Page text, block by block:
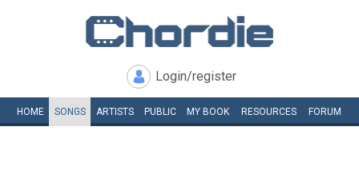
Login/register
HOME SONGS ARTISTS PUBLIC MY BOOK RESOURCES FORUM